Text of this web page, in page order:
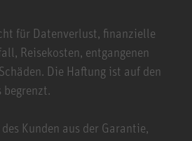
für Datenverlust, finanzielle
Reisekosten, entgangenen
Die Haftung ist auf den
begrenzt.
Kunden aus der Garantie,